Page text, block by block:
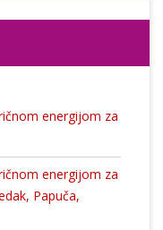
energijom za
energijom za
Papuča,